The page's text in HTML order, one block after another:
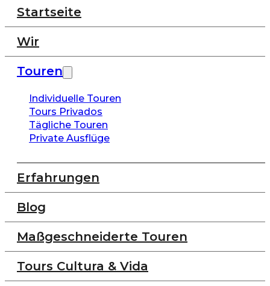
Startseite
Wir
Touren
Individuelle Touren
Tours Privados
Tägliche Touren
Private Ausflüge
Erfahrungen
Blog
Maßgeschneiderte Touren
Tours Cultura & Vida